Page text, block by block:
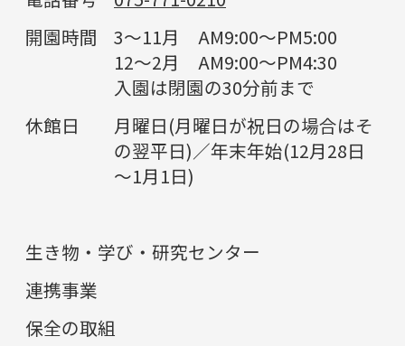
開園時間
3～11月 AM9:00～PM5:00
12～2月 AM9:00～PM4:30
入園は閉園の30分前まで
休館日
月曜日(月曜日が祝日の場合はそ
の翌平日)／年末年始(12月28日
～1月1日)
生き物・学び・研究センター
連携事業
保全の取組